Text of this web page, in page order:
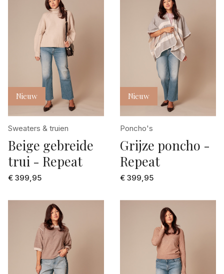
Nieuw
Sweaters & truien
Beige gebreide
trui - Repeat
€ 399,95
Nieuw
Poncho's
Grijze poncho -
Repeat
€ 399,95